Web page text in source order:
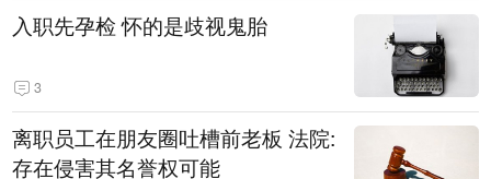
入职先孕检 怀的是歧视鬼胎
3
离职员工在朋友圈吐槽前老板 法院:
存在侵害其名誉权可能